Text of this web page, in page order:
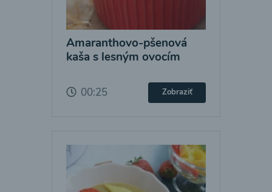
Amaranthovo-pšenová
kaša s lesným ovocím
00:25 Zobraziť